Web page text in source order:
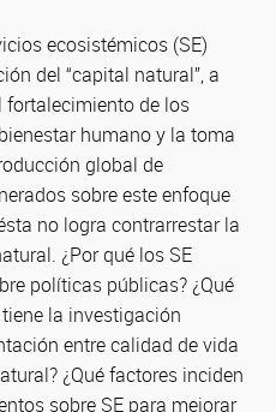
ecosistémicos (SE)
del “capital natural”, a
fortalecimiento de los
humano y la toma
global de
sobre este enfoque
no logra contrarrestar la
¿Por qué los SE
políticas públicas? ¿Qué
la investigación
entre calidad de vida
¿Qué factores inciden
sobre SE para mejorar